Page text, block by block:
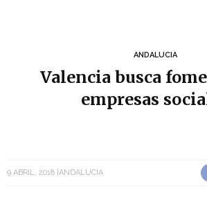
ANDALUCIA
Valencia busca
empresas
9 ABRIL, 2018 ANDALUCIA